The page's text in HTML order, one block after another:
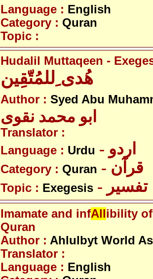
Language : English
Category : Quran
Topic :
Hudalil Muttaqeen -
ھُدی ِللمُتّقِین
Author : Syed Abu
ابو محمد نقوی
Translator :
Language : Urdu - اردو
Category : Quran - قرآن
Topic : Exegesis - تفسیر
Imamate and infAllibility
Quran
Author : Ahlulbyt World
Translator :
Language : English